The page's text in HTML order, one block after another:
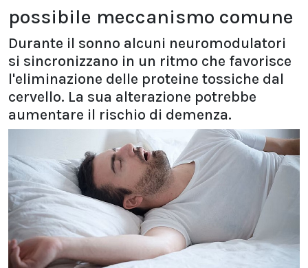
possibile meccanismo comune
Durante il sonno alcuni neuromodulatori
si sincronizzano in un ritmo che favorisce
l'eliminazione delle proteine tossiche dal
cervello. La sua alterazione potrebbe
aumentare il rischio di demenza.